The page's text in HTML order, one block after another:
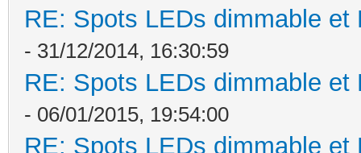
RE: Spots LEDs dimmable
- 31/12/2014, 16:30:59
RE: Spots LEDs dimmable
- 06/01/2015, 19:54:00
RE: Spots LEDs dimmable